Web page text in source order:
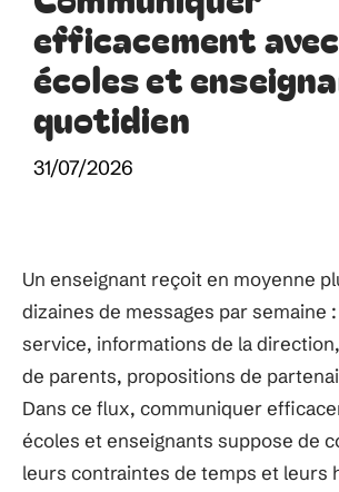
efficacement
écoles et
quotidien
31/07/2026
Un enseignant reçoit en moyenne
dizaines de messages par semaine
service, informations de la
de parents, propositions de
Dans ce flux, communiquer
écoles et enseignants suppose de
leurs contraintes de temps et leurs